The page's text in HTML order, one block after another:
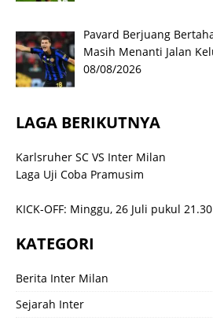
Pavard Berjuang
Masih Menanti Jalan
08/08/2026
LAGA BERIKUTNYA
Karlsruher SC VS Inter Milan
Laga Uji Coba Pramusim
KICK-OFF: Minggu, 26 Juli pukul 21.30
KATEGORI
Berita Inter Milan
Sejarah Inter